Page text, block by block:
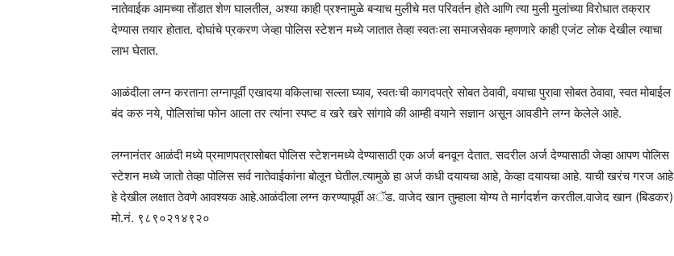
नातेवाईक आमच्या तोंडात शेण घालतील, अश्या काही प्रश्नामुळे बऱ्याच मुलीचे मत परिवर्तन होते आणि त्या मुली मुलांच्या विरोधात तक्रार
देण्यास तयार होतात. दोघांचे प्रकरण जेव्हा पोलिस स्टेशन मध्ये जातात तेव्हा स्वतःला समाजसेवक म्हणणारे काही एजंट लोक देखील त्याचा
लाभ घेतात.
आळंदीला लग्न करताना लग्नापूर्वी एखादया वकिलाचा सल्ला घ्याव, स्वतःची कागदपत्रे सोबत ठेवावी, वयाचा पुरावा सोबत ठेवावा, स्वत मोबाईल
बंद करु नये, पोलिसांचा फोन आला तर त्यांना स्पष्ट व खरे खरे सांगावे की आम्ही वयाने सज्ञान असून आवडीने लग्न केलेले आहे.
लग्नानंतर आळंदी मध्ये प्रमाणपत्रासोबत पोलिस स्टेशनमध्ये देण्यासाठी एक अर्ज बनवून देतात. सदरील अर्ज देण्यासाठी जेव्हा आपण पोलिस
स्टेशन मध्ये जातो तेव्हा पोलिस सर्व नातेवाईकांना बोलून घेतील.त्यामुळे हा अर्ज कधी दयायचा आहे, केव्हा दयायचा आहे. याची खरंच गरज आहे
हे देखील लक्षात ठेवणे आवश्यक आहे.आळंदीला लग्न करण्यापूर्वी अॅड. वाजेद खान तुम्हाला योग्य ते मार्गदर्शन करतील.वाजेद खान (बिडकर)
मो.नं. ९८९०२१४९२०